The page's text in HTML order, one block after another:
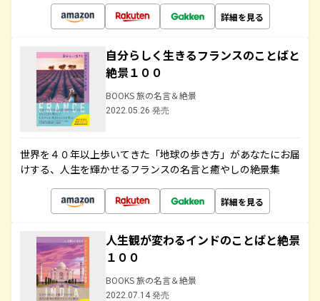
詳細を見る
自分らしく生きるフランスのことばと
絶景１００
BOOKS 旅の名言＆絶景
2022.05.26 発売
世界を４０年以上歩いてきた「地球の歩き方」があなたにお届
けする、人生を輝かせるフランスの名言と癒やしの絶景集
詳細を見る
人生観が変わるインドのことばと絶景
１００
BOOKS 旅の名言＆絶景
2022.07.14 発売